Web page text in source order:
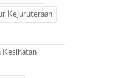
Kejuruteraan
Kesihatan